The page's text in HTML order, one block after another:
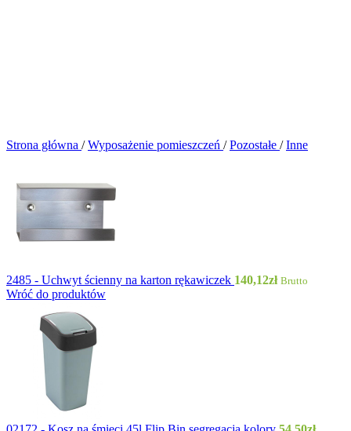
Strona główna / Wyposażenie pomieszczeń / Pozostałe / Inne
2485 - Uchwyt ścienny na karton rękawiczek 140,12zł Brutto
Wróć do produktów